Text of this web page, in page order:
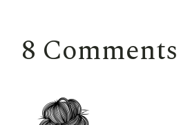
8 Comments